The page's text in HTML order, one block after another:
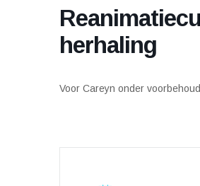
herhaling
Voor Careyn onder voorbehoud